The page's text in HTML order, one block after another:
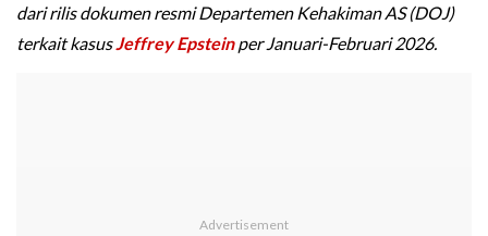
dari rilis dokumen resmi Departemen Kehakiman AS (DOJ)
terkait kasusJeffrey Epsteinper Januari-Februari 2026.